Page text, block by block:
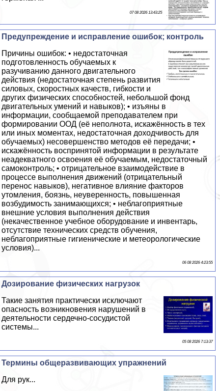
07 08 2026 13:43:25
Предупреждение и исправление ошибок; контроль
Причины ошибок: • недостаточная
подготовленность обучаемых к
разучиванию данного двигательного
действия (недостаточная степень развития
силовых, скоростных качеств, гибкости и
других физических способностей, небольшой фонд
двигательных умений и навыков); • изъяны в
информации, сообщаемой преподавателем при
формировании ООД (её неполнота, искажённость в тех
или иных моментах, недостаточная доходчивость для
обучаемых) несовершенство методов её передачи; •
искажённость воспринятой информации в результате
неадекватного освоения её обучаемым, недостаточный
самоконтроль; • отрицательное взаимодействие в
процессе выполнения движений (отрицательный
перенос навыков), негативное влияние факторов
утомления, боязнь, неуверенность, повышенная
возбудимость занимающихся; • нeблагоприятные
внешние условия выполнения действия
(некачественное учебное оборудование и инвентарь,
отсутствие технических средств обучения,
нeблагоприятные гигиенические и метеорологические
условия)...
06 08 2026 4:23:55
Дозирование физических нагрузок
Такие занятия пpaктически исключают
опасность возникновения нарушений в
деятельности сердечно-сосудистой
системы...
05 08 2026 7:13:37
Термины общеразвивающих упражнений
Для рук...